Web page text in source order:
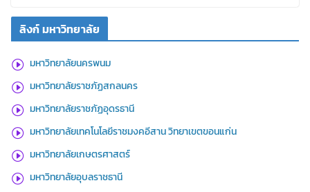
ลิงก์ มหาวิทยาลัย
มหาวิทยาลัยนครพนม
มหาวิทยาลัยราชภัฏสกลนคร
มหาวิทยาลัยราชภัฏอุดรธานี
มหาวิทยาลัยเทคโนโลยีราชมงคอีสาน วิทยาเขตขอนแก่น
มหาวิทยาลัยเกษตรศาสตร์
มหาวิทยาลัยอุบลราชธานี